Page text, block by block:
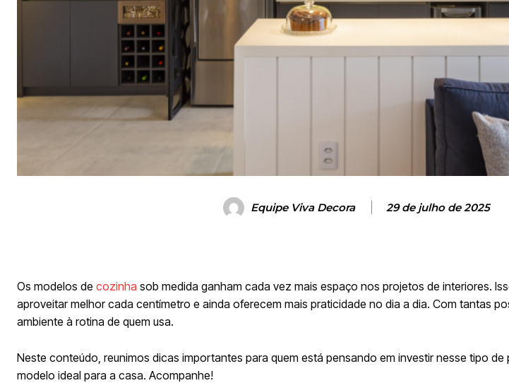
Equipe Viva Decora 29 de julho de 2025
Os modelos de cozinha sob medida ganham cada vez mais espaço nos projetos de interiores.
aproveitar melhor cada centímetro e ainda oferecem mais praticidade no dia a dia. Com tantas
ambiente à rotina de quem usa.
Neste conteúdo, reunimos dicas importantes para quem está pensando em investir nesse tipo
modelo ideal para a casa. Acompanhe!